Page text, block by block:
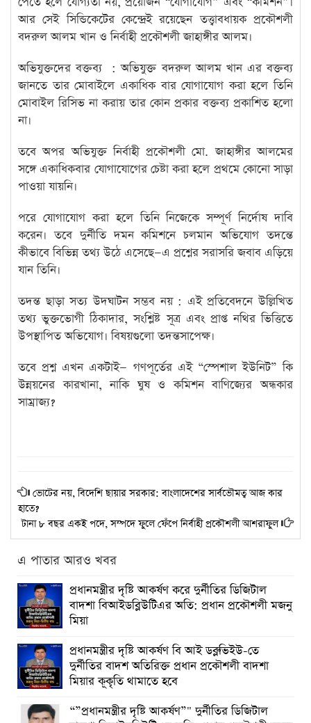
আর সেই সিন্ডিকেটের কেন্দ্রেই রয়েছেন তত্ত্বাবধায়ক প্রকৌশলী
বদরুল আলম খান ও নির্বাহী প্রকৌশলী জাহাঙ্গীর আলম।
অভিযুক্তদের বক্তব্য : অভিযুক্ত বদরুল আলম খান এর বক্তব্য
জানতে তার মোবাইলে একাধিক বার যোগাযোগ করা হলে তিনি
মোবাইল রিসিভ না করায় তার কোন প্রকার বক্তব্য প্রকাশিত হলো
না।
তবে অপর অভিযুক্ত নির্বাহী প্রকৌশলী মো. জাহাঙ্গীর আলমের
সঙ্গে একাধিকবার যোগাযোগের চেষ্টা করা হলে প্রথমে কোনো সাড়া
পাওয়া যায়নি।
পরে যোগাযোগ করা হলে তিনি নিজেকে সম্পূর্ণ নির্দোষ দাবি
করেন। তবে দুর্নীতি দমন কমিশনে চলমান অভিযোগ তদন্তে
কীভাবে বিভিন্ন তথ্য উঠে এসেছে—এ প্রশ্নের সরাসরি জবাব এড়িয়ে
যান তিনি।
তদন্ত ছাড়া সত্য উদঘাটন সম্ভব নয় : এই প্রতিবেদনে উল্লিখিত
তথ্য ভুক্তভোগী ঠিকাদার, সংশ্লিষ্ট সূত্র এবং প্রাপ্ত নথির ভিত্তিতে
উপস্থাপিত অভিযোগ। বিষয়গুলো তদন্তসাপেক্ষ।
তবে প্রশ্ন এখন একটাই— গণপূর্তের এই “স্পেশাল ইউনিট” কি
উন্নয়নের কারখানা, নাকি ঘুষ ও কমিশন বাণিজ্যের অন্ধকার
সাম্রাজ্য?
ভোটের নয়, বিদেশি ছায়ার সরকার: বাংলাদেশের সার্বভৌমত্ব আজ কার
হাতে?
টানা ৮ বছর একই পদে, সম্পদে ফুলে ফেঁপে নির্বাহী প্রকৌশলী আশরাফুল
এ পাতার আরও খবর
প্রধানমন্ত্রীর দৃষ্টি আকর্ষণ করে দুর্নীতির ডিজিটাল
বাদশা বিআইডব্লিউটিএর অতি: প্রধান প্রকৌশলী মজনু
মিয়া
প্রধানমন্ত্রীর দৃষ্টি আকর্ষণ বি আই ডব্লুভিইউ-তে
দুর্নীতির বাদশ অতিরিক্ত প্রধান প্রকৌশলী বাদশা
মিয়ার কূকৃতি থামাতে হবে
“”প্রধানমন্ত্রীর দৃষ্টি আকর্ষণ”" দুর্নীতির ডিজিটাল